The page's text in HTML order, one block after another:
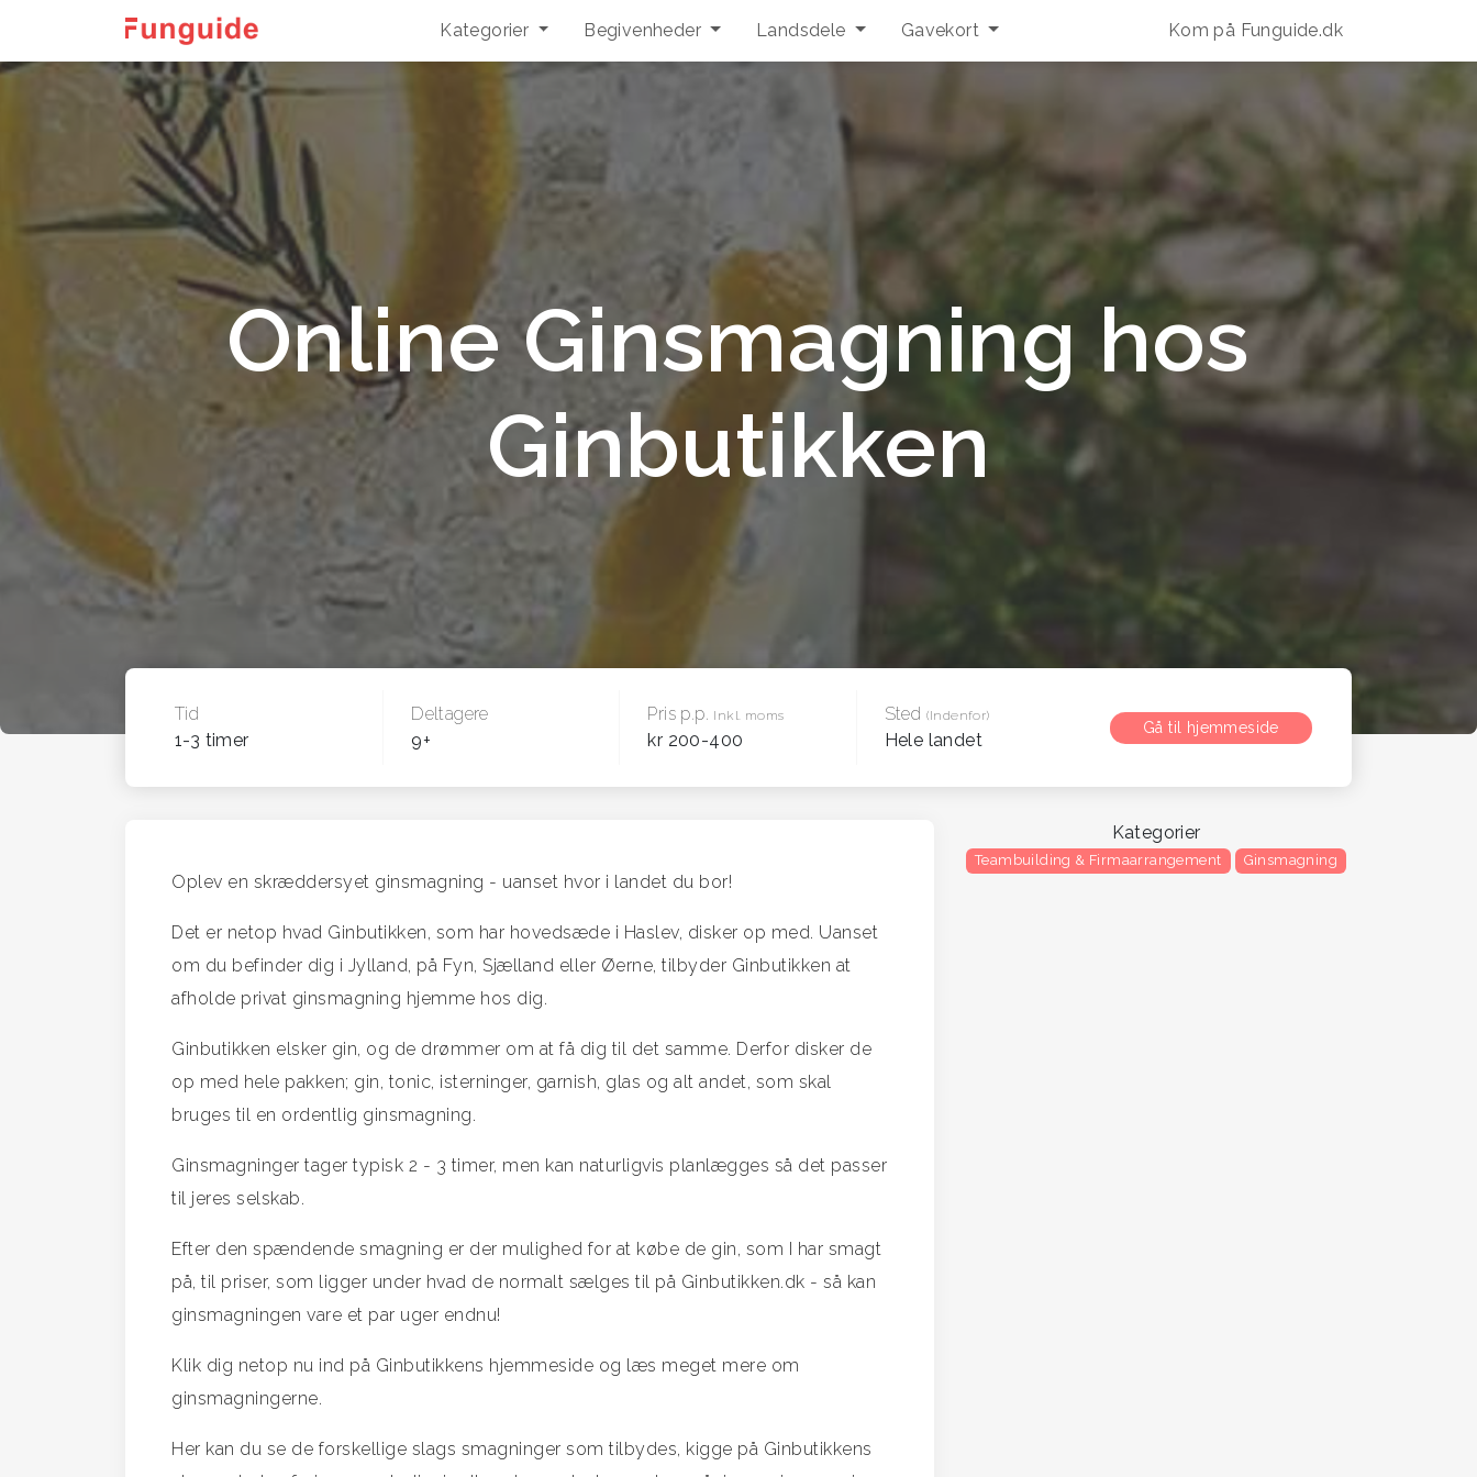
Kategorier Begivenheder Landsdele Gavekort Kom på Funguide.dk
Online Ginsmagning hos
Ginbutikken
Tid
1-3 timer
Deltagere
9+
Pris p.p. Inkl. moms
kr 200-400
Sted (Indenfor)
Hele landet
Gå til hjemmeside
Oplev en skræddersyet ginsmagning - uanset hvor i landet du bor!
Det er netop hvad Ginbutikken, som har hovedsæde i Haslev, disker op med. Uanset
om du befinder dig i Jylland, på Fyn, Sjælland eller Øerne, tilbyder Ginbutikken at
afholde privat ginsmagning hjemme hos dig.
Ginbutikken elsker gin, og de drømmer om at få dig til det samme. Derfor disker de
op med hele pakken; gin, tonic, isterninger, garnish, glas og alt andet, som skal
bruges til en ordentlig ginsmagning.
Ginsmagninger tager typisk 2 - 3 timer, men kan naturligvis planlægges så det passer
til jeres selskab.
Efter den spændende smagning er der mulighed for at købe de gin, som I har smagt
på, til priser, som ligger under hvad de normalt sælges til på Ginbutikken.dk - så kan
ginsmagningen vare et par uger endnu!
Klik dig netop nu ind på Ginbutikkens hjemmeside og læs meget mere om
ginsmagningerne.
Her kan du se de forskellige slags smagninger som tilbydes, kigge på Ginbutikkens
Kategorier
Teambuilding & Firmaarrangement Ginsmagning